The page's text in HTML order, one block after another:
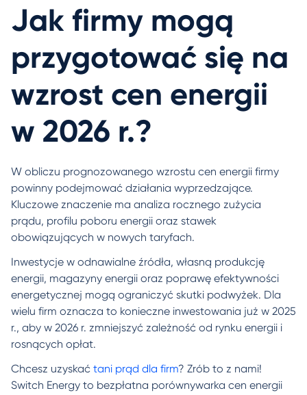
Jak firmy mogą
przygotować się na
wzrost cen energii
w 2026 r.?
W obliczu prognozowanego wzrostu cen energii firmy
powinny podejmować działania wyprzedzające.
Kluczowe znaczenie ma analiza rocznego zużycia
prądu, profilu poboru energii oraz stawek
obowiązujących w nowych taryfach.
Inwestycje w odnawialne źródła, własną produkcję
energii, magazyny energii oraz poprawę efektywności
energetycznej mogą ograniczyć skutki podwyżek. Dla
wielu firm oznacza to konieczne inwestowania już w 2025
r., aby w 2026 r. zmniejszyć zależność od rynku energii i
rosnących opłat.
Chcesz uzyskać tani prąd dla firm? Zrób to z nami!
Switch Energy to bezpłatna porównywarka cen energii